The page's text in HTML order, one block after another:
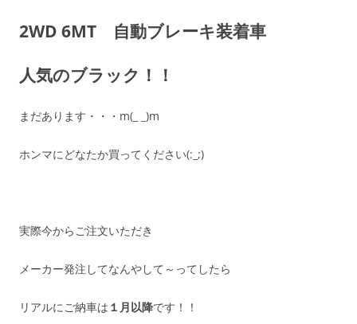
2WD 6MT 自動ブレーキ装着車
人気のブラック！！
まだあります・・・m(_ _)m
ホンマにどなたか買ってください(:_;)
実際今からご注文いただき
メーカー発注してなんやして～ってしたら
リアルにご納車は １月以降です！！